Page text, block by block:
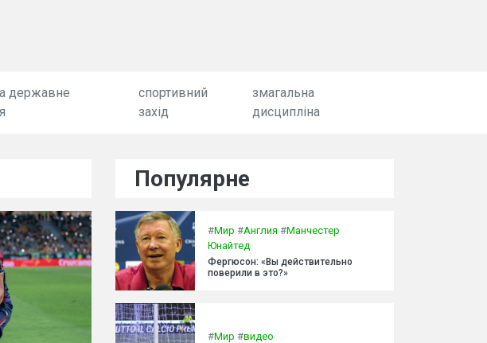
державне
спортивний
захід
змагальна
дисципліна
Популярне
#Мир #Англия #Манчестер
Юнайтед
Фергюсон: «Вы действительно
поверили в это?»
#Мир #видео